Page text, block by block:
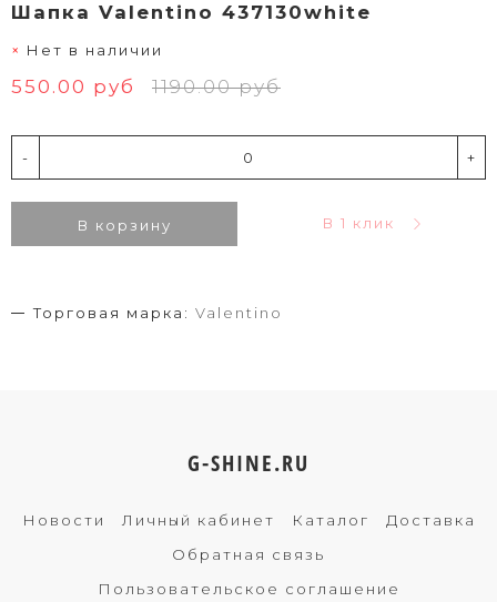
Шапка Valentino 437130white
Нет в наличии
550.00 руб 1190.00 руб
- +
В корзину В 1 клик
Торговая марка: Valentino
G-SHINE.RU
Новости Личный кабинет Каталог
Доставка
Обратная связь
Пользовательское соглашение